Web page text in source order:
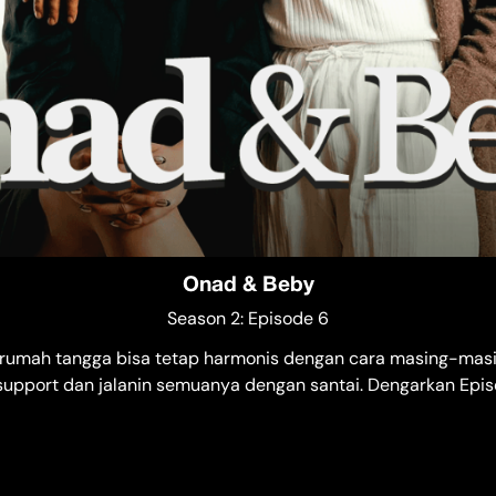
Onad & Beby
Season 2: Episode 6
tangga bisa tetap harmonis dengan cara masing-
dan jalanin semuanya dengan santai. Dengarkan